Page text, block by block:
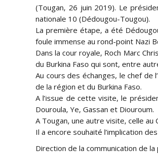
(Tougan, 26 juin 2019). Le
nationale 10 (Dédougou-Tougou).
La première étape, a été
foule immense au rond-point Nazi
Dans la cour royale, Roch Marc
du Burkina Faso qui sont, entre
Au cours des échanges, le chef de
de la région et du Burkina Faso.
A l’issue de cette visite, le
Douroula, Ye, Gassan et Diouroum.
A Tougan, une autre visite, celle au
Il a encore souhaité l’implication
Direction de la communication de